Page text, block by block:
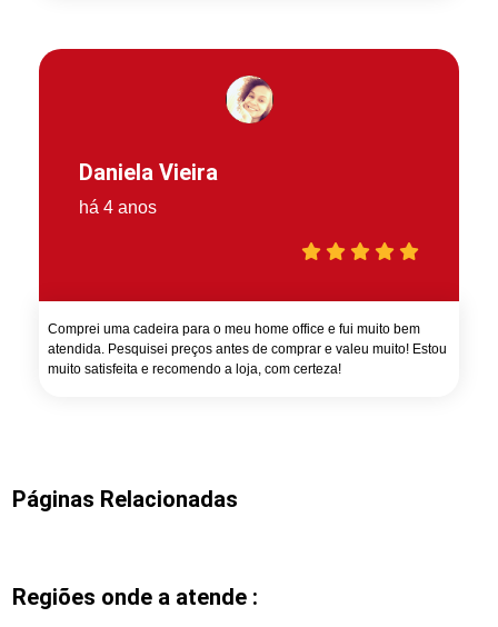
Daniela Vieira
há 4 anos
Comprei uma cadeira para o meu home office e fui muito bem
atendida. Pesquisei preços antes de comprar e valeu muito! Estou
muito satisfeita e recomendo a loja, com certeza!
Páginas Relacionadas
Regiões onde a atende :